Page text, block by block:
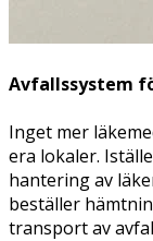
Avfallssystem
Inget mer
era lokaler.
hantering av
beställer
transport av